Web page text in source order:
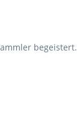
begeistert.